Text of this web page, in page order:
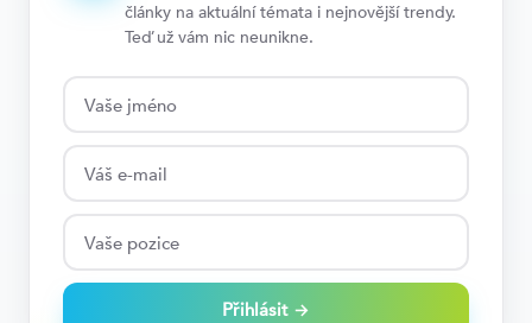
články na aktuální témata i nejnovější trendy.
Teď už vám nic neunikne.
Přihlásit →